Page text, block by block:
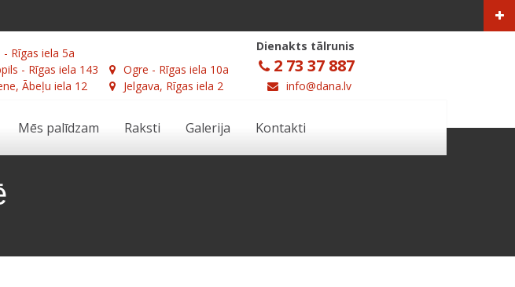
- Rīgas iela 5a
- Rīgas iela 143
Ābeļu iela 12
Ogre - Rīgas iela 10a
Jelgava, Rīgas iela 2
Dienakts tālrunis
2 73 37 887
info@dana.lv
Mēs palīdzam Raksti Galerija Kontakti